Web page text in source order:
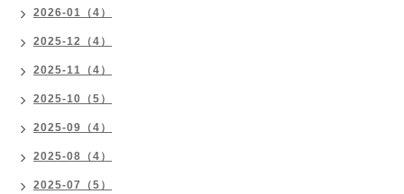
2026-01（4）
2025-12（4）
2025-11（4）
2025-10（5）
2025-09（4）
2025-08（4）
2025-07（5）